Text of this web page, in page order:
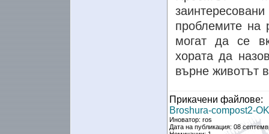
проблемите на
могат да се
хората да
върне животът
Прикачени файлове:
Broshura-compost2-
Иноватор: ros
Дата на публикация: 08